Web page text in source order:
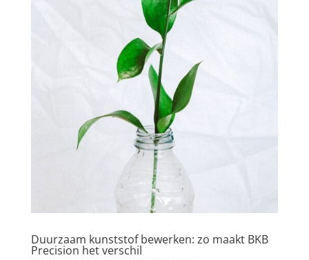
Duurzaam kunststof bewerken: zo maakt BKB
Precision het verschil